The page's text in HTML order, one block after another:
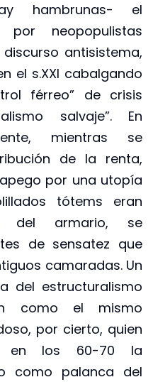
hambrunas- el
por neopopulistas
antisistema,
el s.XXI cabalgando
férreo” de crisis
salvaje”. En
mientras se
de la renta,
por una utopía
tótems eran
del armario, se
de sensatez que
camaradas. Un
del estructuralismo
como el mismo
por cierto, quien
en los 60-70 la
como palanca del